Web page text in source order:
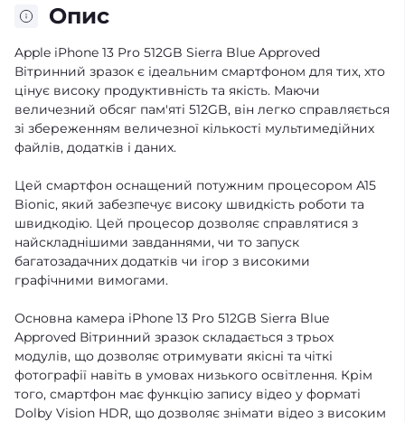
Опис
Apple iPhone 13 Pro 512GB Sierra Blue Approved
Вітринний зразок є ідеальним смартфоном для тих, хто
цінує високу продуктивність та якість. Маючи
величезний обсяг пам'яті 512GB, він легко справляється
зі збереженням величезної кількості мультимедійних
файлів, додатків і даних.
Цей смартфон оснащений потужним процесором A15
Bionic, який забезпечує високу швидкість роботи та
швидкодію. Цей процесор дозволяє справлятися з
найскладнішими завданнями, чи то запуск
багатозадачних додатків чи ігор з високими
графічними вимогами.
Основна камера iPhone 13 Pro 512GB Sierra Blue
Approved Вітринний зразок складається з трьох
модулів, що дозволяє отримувати якісні та чіткі
фотографії навіть в умовах низького освітлення. Крім
того, смартфон має функцію запису відео у форматі
Dolby Vision HDR, що дозволяє знімати відео з високим